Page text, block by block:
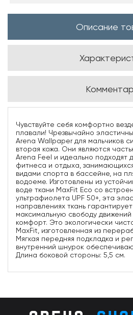
Описание
Чувствуйте себя комфортно
плавали! Чрезвычайно
Arena Wallpaper для мальчиков
вторая кожа. Они являются
Arena Feel и идеально подходят
фитнеса и отдыха,
видами спорта в бассейне, на
водоеме. Изготовлены из
воде ткани MaxFit Eco со
ультрафиолета UPF 50+, эта
направлениях ткань
максимальную свободу
комфорт. Это экологически
MaxFit, изготовленная из
Мягкая передняя подкладка и
внутренний шнурок
Длина боковой стороны: 5,5 см.